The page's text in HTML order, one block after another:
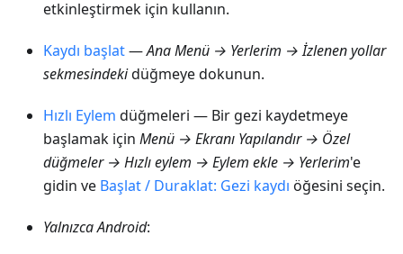
etkinleştirmek için kullanın.
Kaydı başlat—AnaMenü → Yerlerim → İzlenen yollar
sekmesindekidüğmeye dokunun.
Hızlı Eylem düğmeleri — Bir gezi kaydetmeye
başlamak için Menü → Ekranı Yapılandır → Özel
düğmeler → Hızlı eylem → Eylem ekle → Yerlerim'e
gidin ve Başlat / Duraklat: Gezi kaydı öğesini seçin.
Yalnızca Android: